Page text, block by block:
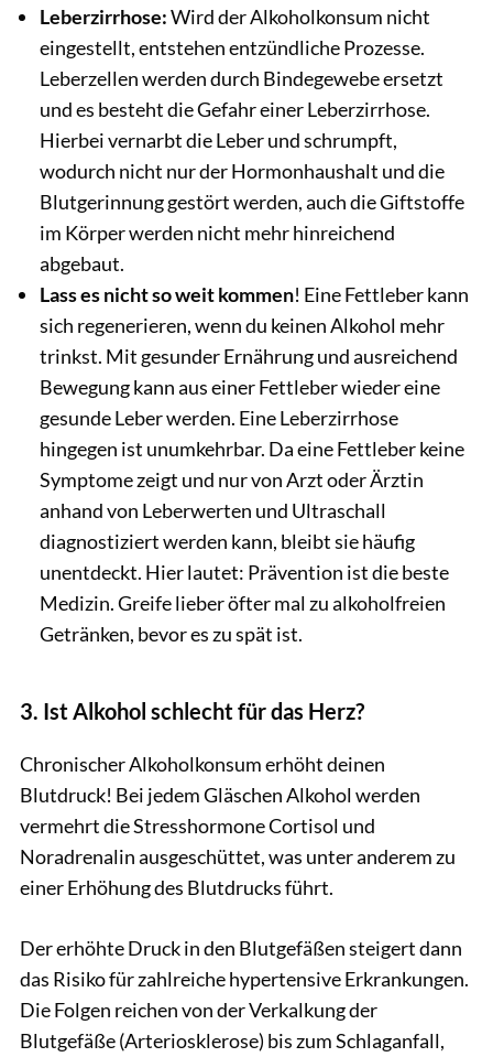
Leberzirrhose:Wird der Alkoholkonsum nicht
eingestellt, entstehen entzündliche Prozesse.
Leberzellen werden durch Bindegewebe ersetzt
und es besteht die Gefahr einer Leberzirrhose.
Hierbei vernarbt die Leber und schrumpft,
wodurch nicht nur der Hormonhaushalt und die
Blutgerinnung gestört werden, auch die Giftstoffe
im Körper werden nicht mehr hinreichend
abgebaut.
Lass es nicht so weit kommen! Eine Fettleber kann
sich regenerieren, wenn du keinen Alkohol mehr
trinkst. Mit gesunder Ernährung und ausreichend
Bewegung kann aus einer Fettleber wieder eine
gesunde Leber werden. Eine Leberzirrhose
hingegen ist unumkehrbar. Da eine Fettleber keine
Symptome zeigt und nur von Arzt oder Ärztin
anhand von Leberwerten und Ultraschall
diagnostiziert werden kann, bleibt sie häufig
unentdeckt. Hier lautet: Prävention ist die beste
Medizin. Greife lieber öfter mal zu alkoholfreien
Getränken, bevor es zu spät ist.
3. Ist Alkohol schlecht für das Herz?
Chronischer Alkoholkonsum erhöht deinen
Blutdruck! Bei jedem Gläschen Alkohol werden
vermehrt die Stresshormone Cortisol und
Noradrenalin ausgeschüttet, was unter anderem zu
einer Erhöhung des Blutdrucks führt.
Der erhöhte Druck in den Blutgefäßen steigert dann
das Risiko für zahlreiche hypertensive Erkrankungen.
Die Folgen reichen von der Verkalkung der
Blutgefäße (Arteriosklerose) bis zum Schlaganfall,